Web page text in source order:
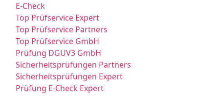
E-Check
Top Prüfservice Expert
Top Prüfservice Partners
Top Prüfservice GmbH
Prüfung DGUV3 GmbH
Sicherheitsprüfungen Partners
Sicherheitsprüfungen Expert
Prüfung E-Check Expert